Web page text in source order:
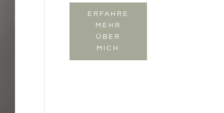
ERFAHRE
MEHR
ÜBER
MICH